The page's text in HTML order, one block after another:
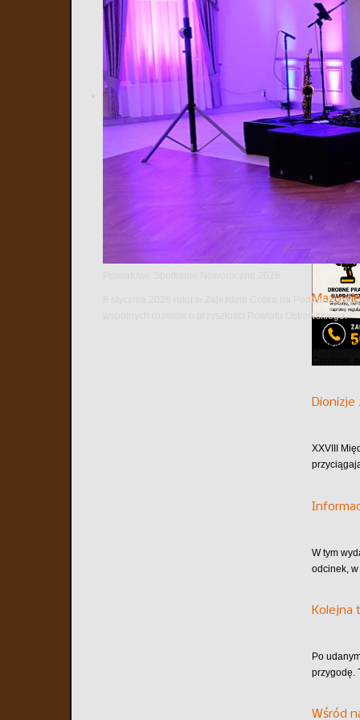
8 stycznia 2026 roku w Zajeździe Cobra na Podborzu
wspólnych rozmów o przyszłości Powiatu Ostrowskiego.
18
Poprzedni
8 lipca
News i
W tym
zdolnych
Cywilnej,
Dionizje
XXVIII
W tym
odcinek,
Kolejna
Po
przygodę.
Wśród